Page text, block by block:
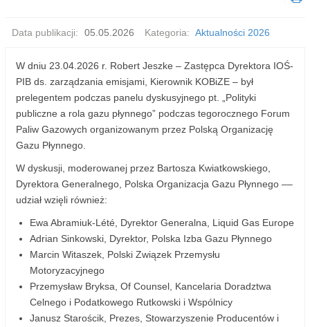
Data publikacji: 05.05.2026 Kategoria: Aktualności 2026
W dniu 23.04.2026 r. Robert Jeszke – Zastępca Dyrektora IOŚ-
PIB ds. zarządzania emisjami, Kierownik KOBiZE – był
prelegentem podczas panelu dyskusyjnego pt. „Polityki
publiczne a rola gazu płynnego” podczas tegorocznego Forum
Paliw Gazowych organizowanym przez Polską Organizację
Gazu Płynnego.
W dyskusji, moderowanej przez Bartosza Kwiatkowskiego,
Dyrektora Generalnego, Polska Organizacja Gazu Płynnego ––
udział wzięli również:
Ewa Abramiuk-Lété, Dyrektor Generalna, Liquid Gas Europe
Adrian Sinkowski, Dyrektor, Polska Izba Gazu Płynnego
Marcin Witaszek, Polski Związek Przemysłu
Motoryzacyjnego
Przemysław Bryksa, Of Counsel, Kancelaria Doradztwa
Celnego i Podatkowego Rutkowski i Wspólnicy
Janusz Starościk, Prezes, Stowarzyszenie Producentów i